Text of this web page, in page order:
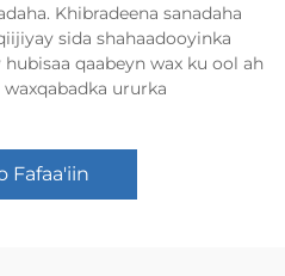
Khibradeena sanadaha
sida shahaadooyinka
hubisaa qaabeyn wax ku ool ah
ururka.
Fafaa'iin